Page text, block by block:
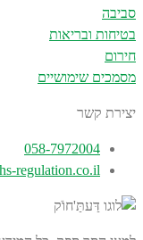
סביבה
בטיחות ובריאות
חירום
מסמכים שימושיים
יצירת קשר
058-7972004
regulation.co.il